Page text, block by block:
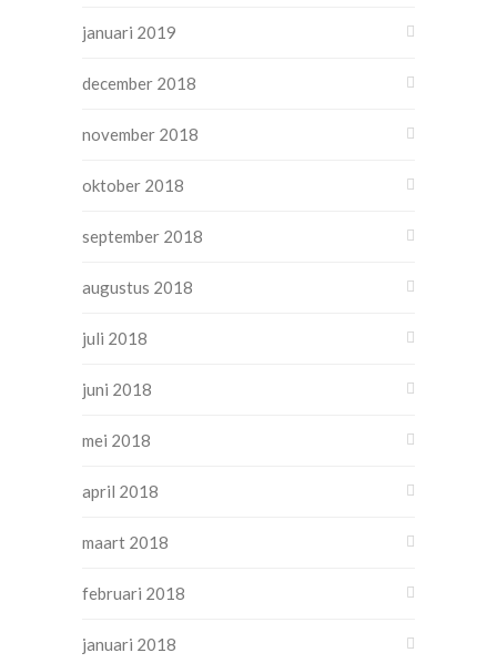
januari 2019
december 2018
november 2018
oktober 2018
september 2018
augustus 2018
juli 2018
juni 2018
mei 2018
april 2018
maart 2018
februari 2018
januari 2018